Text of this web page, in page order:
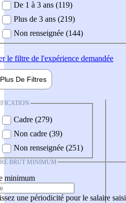
De 1 à 3 ans (119)
Plus de 3 ans (219)
Non renseignée (144)
le filtre de l'expérience demandée
Plus De Filtres
Cadre (279)
Non cadre (39)
Non renseignée (251)
BRUT MINIMUM
minimum
une périodicité pour le salaire saisi